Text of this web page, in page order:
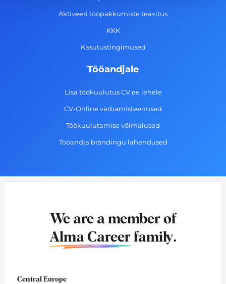
-
m
Aktiveeri tööpakkumiste teavitus
KKK
Kasutustingimused
Tööandjale
Lisa töökuulutus CV.ee lehele
CV-Online värbamisteenused
Töökuulutamise võimalused
Tööandja brändingu lahendused
We are a member of
Alma Career family.
Central Europe